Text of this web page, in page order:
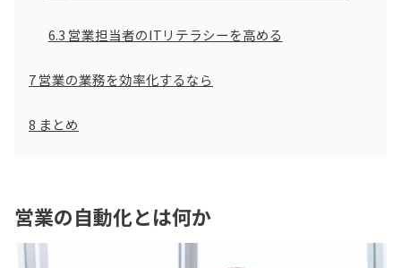
6.3 営業担当者のITリテラシーを高める
7営業の業務を効率化するなら
8 まとめ
営業の自動化とは何か